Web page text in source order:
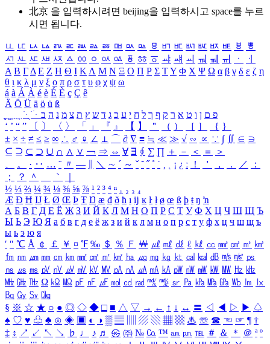
北京 을 입력하시려면 beijing을 입력하시고 space를 누르
시면 됩니다.
ㅥ ㅦ ㅧ ㅨ ㅩ ㅪ ㅫ ㅬ ㅭ ㅮ ㅯ ㅰ ㅱ ㅲ ㅳ ㅴ ㅵ ㅶ ㅷ ㅸ
ㅹ
ㅺ ㅻ ㅼ ㅽ ㅾ ㅿ ㆀ ㆁ ㆂ ㆃ ㆄ ㆅ ㆆ ㆇ ㆈ ㆉ ㆊ ㆋ ㆌ ㆍ
ㆎ
Α Β ΓΔ Ε Ζ Η Θ Ι ΚΛ Μ Ν Ξ Ο Π Ρ Σ ΤΥ Φ Χ Ψ Ω α β γ δ ε ζ η
θ ι κ λ μ ν ξ ο π ρ σ τ υ φ χ ψ ω
á à Á À é è É È ç Ç ê
Ä Ö Ü ä ö ü ß
ִֶֹ ֻּ ׁׂ פ ם ן ו ט א ר ק ף ך ל ח י ע כ ג ד ש ץ ת צ מ נ ה ב
‘ ’ “ ” 〔 〕 〈 〉 「 」 『 』 【 】 ＂ （ ） ［ ］ ｛ ｝
± × ÷ ≠ ≤ ≥ ∞ ∴ ♂ ♀ ∠ ⊥ ⌒ ∂ ∇ ≡ ≒ ≪ ≫ √ ∽ ∝ ∵ ∫ ∬ ∈ ∋
⊆ ⊇ ⊂ ⊃ ∪ ∩ ∧ ∨ ￢ ⇒ ⇔ ∀ ∃ ∮ ∑ ∏ ＋ － ＜ ＝
＞
、
。 · ‥ … ¨ 〃 ― ＼ ∼ ´ ～ ˇ ˘ ˝ ˚ ˙ ¸ ¡ ¿ ː ！ ＇ ， ． ／
：
；
？ ＾ ｀
½ ⅓ ⅔ ¼ ¾ ⅛ ⅜ ⅝ ⅞ ¹ ² ³ ⁴ ⁿ ₁ ₂ ₃ ₄
Æ Ð Ħ Ĳ Ł Ø Œ Þ Ŧ Ŋ æ đ ð ħ ı ĳ ĸ ŀ ł ø œ ß þ ŧ ŋ ŉ
А Б В Г Д Е Ё Ж З И Й К Л М Н О П Р С Т У Ф Х Ц Ч Ш Щ Ъ
Ы Ь Э Ю Я а б в г д е ё ж з и й к л м н о п р с т у ф х ц ч ш щ ъ
ы ь э ю я
′ ″ ℃ Å ￠ ￡ ￥ ¤ ℉ ‰ ＄ ％ Ｆ ￦ ㎕ ㎖ ㎗ ℓ ㎘ ㏄ ㎣ ㎤ ㎥ ㎦
㎙ ㎚ ㎛ ㎜ ㎝ ㎞ ㎟ ㎠ ㎡ ㎢ ㏊ ㎍ ㎎ ㎏ ㏏ ㎈ ㎉ ㏈ ㎧ ㎨ ㎰
㎱ ㎲ ㎳ ㎴ ㎵ ㎶ ㎷ ㎸ ㎹ ㎀ ㎁ ㎂ ㎃ ㎄ ㎺ ㎻ ㎽ ㎾ ㎿ ㎐ ㎑
㎒ ㎓ ㎔ Ω ㏀ ㏁ ㎊ ㎋ ㎌ ㏖ ㏅ ㎭ ㎮ ㎯ ㏛ ㎩ ㎪ ㎫ ㎬ ㏝ ㏐
㏓
㏃ ㏉ ㏜ ㏆
§ ※ ☆ ★ ○ ● ◎ ◇ ◆ □ ■ △ ▽ → ← ↑ ↓ ↔ 〓 ◁ ◀ ▷ ▶ ♤
♠ ♡ ♥ ♧ ♣ ⊙ ◈ ▣ ◐ ◑ ▒ ▤ ▨ ▧ ▦ ▩ ♨ ☏ ☎ ☜ ☞ ¶ †
‡ ↕ ↗ ↙ ↖ ↘ ♭ ♩ ♪ ♬ ㉿ ㈜ № ㏇ ™ ㏂ ㏘ ℡ ＃ ＆ ＊ ＠ ª º